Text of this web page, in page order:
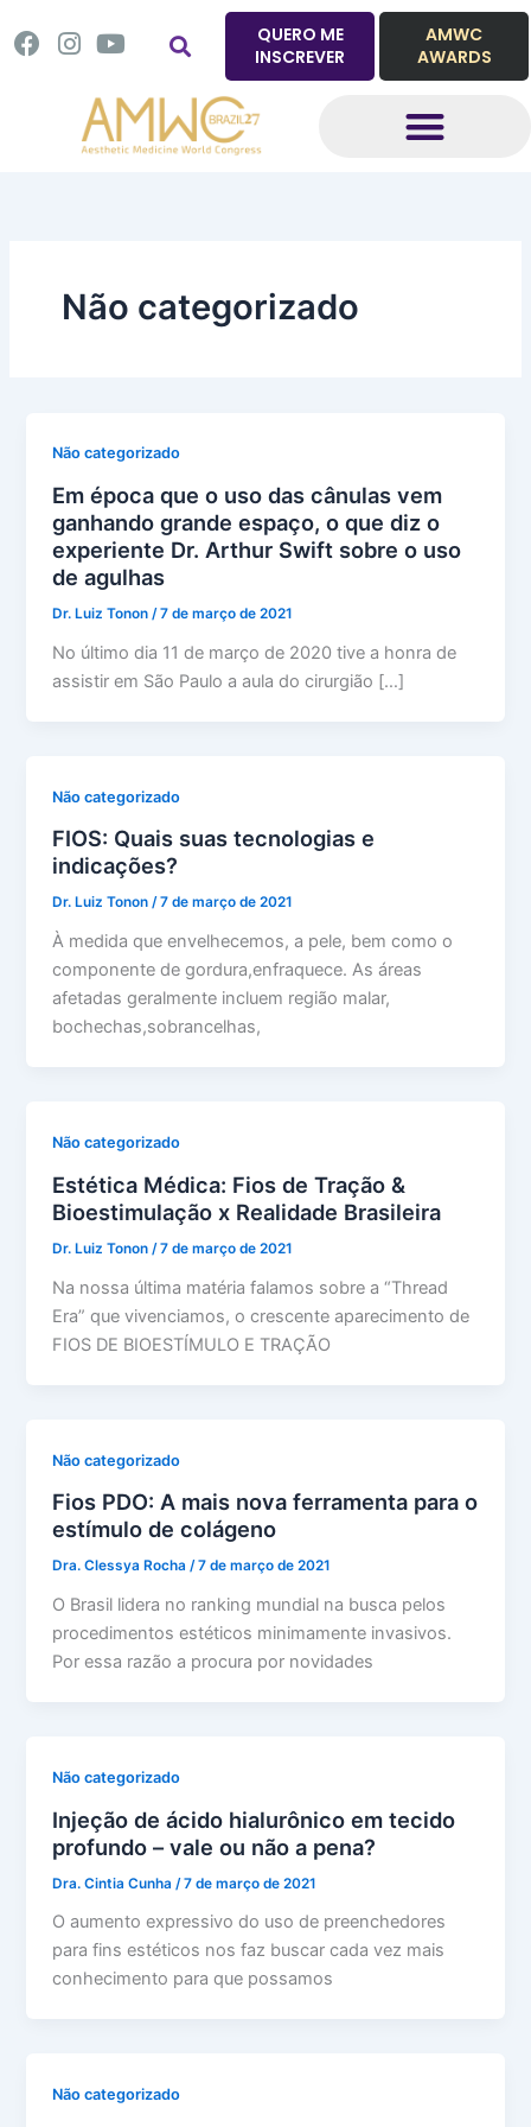
para
AMWC
AWARDS
QUERO ME
INSCREVER
F
a
I
Y
u
t
u
Não categorizado
Não categorizado
Em época que o uso das cânulas vem
ganhando grande espaço, o que diz o
experiente Dr. Arthur Swift sobre o uso
de agulhas
Dr. Luiz Tonon/7 de março de 2021
No último dia 11 de março de 2020 tive a honra de
assistir em São Paulo a aula do cirurgião […]
Não categorizado
FIOS: Quais suas tecnologias e
indicações?
Dr. Luiz Tonon/7 de março de 2021
À medida que envelhecemos, a pele, bem como o
componente de gordura,enfraquece. As áreas
afetadas geralmente incluem região malar,
bochechas,sobrancelhas,
Não categorizado
Estética Médica: Fios de Tração &
Bioestimulação x Realidade Brasileira
Dr. Luiz Tonon /7 de março de 2021
Na nossa última matéria falamos sobre a “Thread
Era” que vivenciamos, o crescente aparecimento de
FIOS DE BIOESTÍMULO E TRAÇÃO
Não categorizado
Fios PDO: A mais nova ferramenta para o
estímulo de colágeno
Dra. Clessya Rocha/7 de março de 2021
O Brasil lidera no ranking mundial na busca pelos
procedimentos estéticos minimamente invasivos.
Por essa razão a procura por novidades
Não categorizado
Injeção de ácido hialurônico em tecido
profundo – vale ou não a pena?
Dra. Cintia Cunha /7 de março de 2021
O aumento expressivo do uso de preenchedores
para fins estéticos nos faz buscar cada vez mais
conhecimento para que possamos
Não categorizado